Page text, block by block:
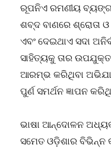
ରୂପନିଏ ରମଣୀୟ ବ୍ୟଙ୍ଗର
ଶବ୍ଦ ବାଣରେ ଶ୍ରୋତା
ଏବଂ ଦେଇଥାଏ ସଦା
ସାହିତ୍ୟକୁ ତାର ଉପଯୁକ୍ତ
ଆରମ୍ଭ କରିଥିବା
ପୁର୍ଣ ସମର୍ଥନ ଜ୍ଞାପନ
ଭାଷା ଆନ୍ଦୋଳନ
ସମେତ ଓଡ଼ିଶାର ବିଭିନ୍ନ